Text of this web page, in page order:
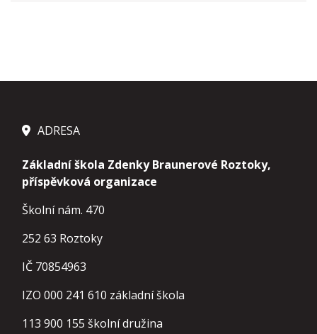
ADRESA
Základní škola Zdenky Braunerové Roztoky,
příspěvková organizace
Školní nám. 470
252 63 Roztoky
IČ 70854963
IZO 000 241 610 základní škola
113 900 155 školní družina